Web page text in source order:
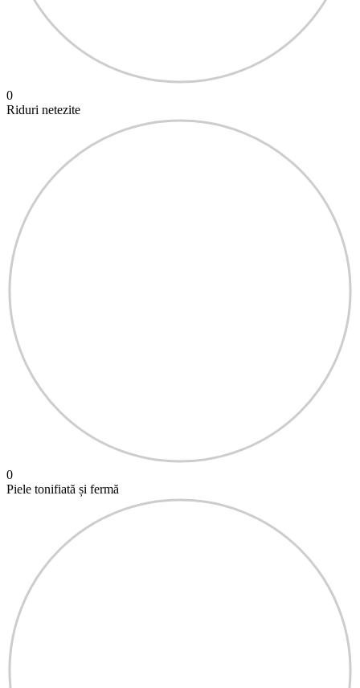
0
Riduri netezite
0
Piele tonifiată și fermă